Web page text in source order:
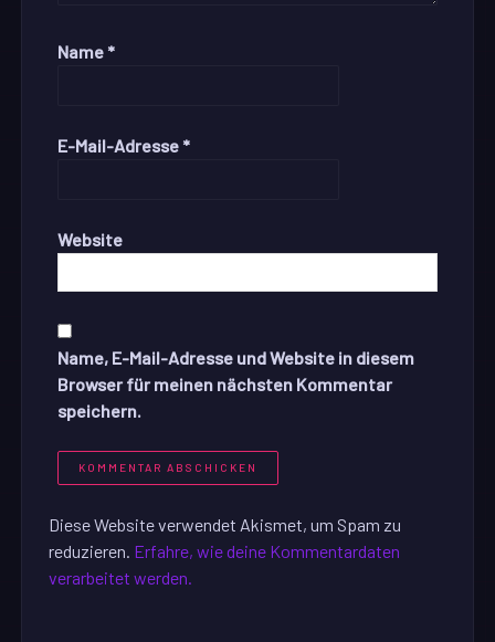
Name *
E-Mail-Adresse *
Website
Name, E-Mail-Adresse und Website in diesem
Browser für meinen nächsten Kommentar
speichern.
Diese Website verwendet Akismet, um Spam zu
reduzieren. Erfahre, wie deine Kommentardaten
verarbeitet werden.